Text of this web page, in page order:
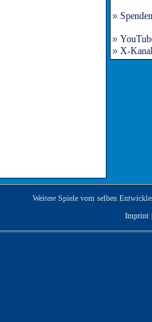
» Spenden
»
» X-
Weitere Spiele vom selben
Imprint